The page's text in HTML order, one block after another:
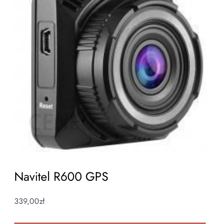
Navitel R600 GPS
339,00zł